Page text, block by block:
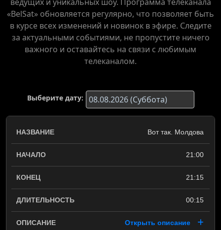
«BelSat» обновляется регулярно, что позволяет быть
в курсе всех изменений и новинок в эфире. Следите
за актуальными событиями, не пропустите ничего
важного и оставайтесь на связи с любимым
телеканалом.
Выберите дату:
Вот так. Молдова
21:00
21:15
00:15
Открыть описание